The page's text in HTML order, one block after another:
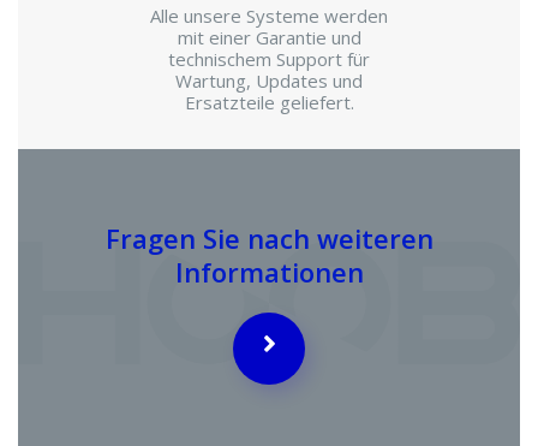
Alle unsere Systeme werden
mit einer Garantie und
technischem Support für
Wartung, Updates und
Ersatzteile geliefert.
Fragen Sie nach weiteren
Informationen